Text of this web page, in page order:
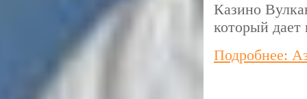
Казино
который дает
Подробнее: